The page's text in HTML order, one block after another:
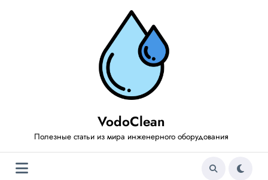
VodoClean
Полезные статьи из мира инженерного оборудования